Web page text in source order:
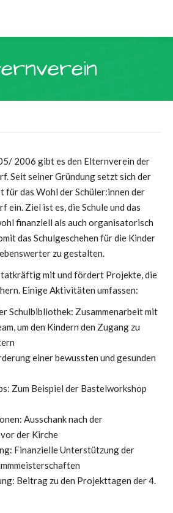
2006 gibt es den Elternverein der
Seit seiner Gründung setzt sich der
das Wohl der Schüler:innen der
ein. Ziel ist es, die Schule und das
finanziell als auch organisatorisch
das Schulgeschehen für die Kinder
zu gestalten.
mit und fördert Projekte, die
Einige Aktivitäten umfassen:
Schulbibliothek: Zusammenarbeit mit
um den Kindern den Zugang zu
einer bewussten und gesunden
Zum Beispiel der Bastelworkshop
Ausschank nach der
der Kirche
Finanzielle Unterstützung der
Beitrag zu den Projekttagen der 4.